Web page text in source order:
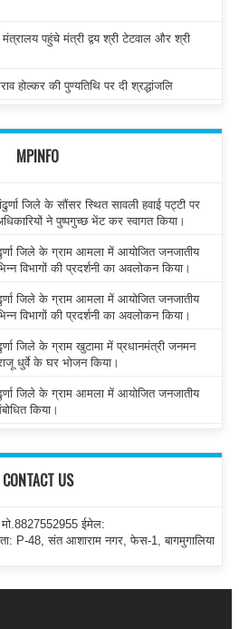
पहुंचे मंत्री द्वय श्री टेटवाल और श्री
होल्कर की पुण्यतिथि पर दी श्रद्धांजलि
MPINFO
जिले के सौंसर स्थित सावली हवाई पट्टी पर
ने पुष्पगुच्छ भेंट कर स्वागत किया।
जिले के ग्राम आमला में आयोजित जनजातीय
विभागों की प्रदर्शनी का अवलोकन किया।
जिले के ग्राम आमला में आयोजित जनजातीय
विभागों की प्रदर्शनी का अवलोकन किया।
जिले के ग्राम खुटामा में प्रधानमंत्री जनमन
धुर्वे के घर भोजन किया।
जिले के ग्राम आमला में आयोजित जनजातीय
किया।
CONTACT US
ईमेल:
P-48, संत आशाराम नगर, फेस-1, बागमुगालिया